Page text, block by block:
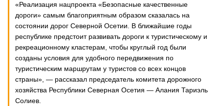
«Реализация нацпроекта «Безопасные качественные
дороги» самым благоприятным образом сказалась на
состоянии дорог Северной Осетии. В ближайшие годы
республике предстоит развивать дороги к туристическому и
рекреационному кластерам, чтобы круглый год были
созданы условия для удобного передвижения по
туристическим маршрутам у туристов со всех концов
страны», — рассказал председатель комитета дорожного
хозяйства Республики Северная Осетия — Алания Тариэль
Солиев.